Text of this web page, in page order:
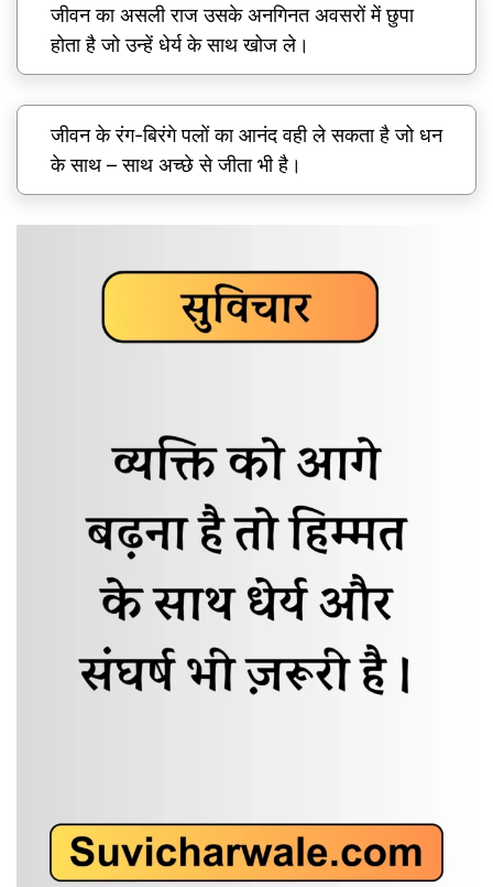
जीवन का असली राज उसके अनगिनत अवसरों में छुपा
होता है जो उन्हें धेर्य के साथ खोज ले।
जीवन के रंग-बिरंगे पलों का आनंद वही ले सकता है जो धन
के साथ – साथ अच्छे से जीता भी है।